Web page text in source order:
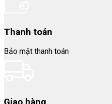
Thanh toán
Bảo mật thanh toán